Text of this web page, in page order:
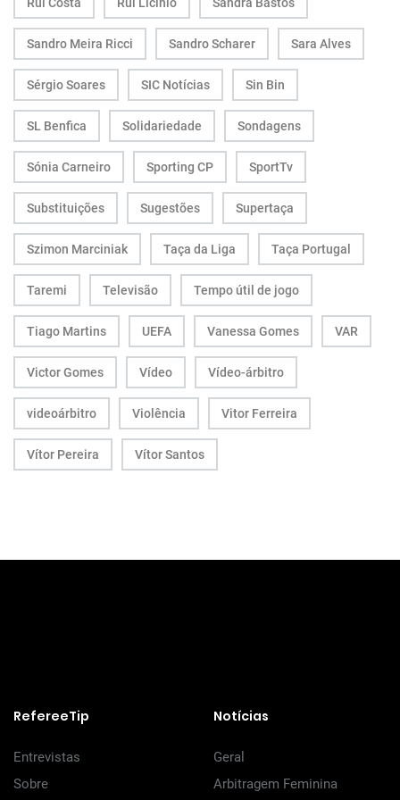
Sandro Meira Ricci Sandro Scharer Sara Alves
Sérgio Soares SIC Notícias Sin Bin
SL Benfica Solidariedade Sondagens
Sónia Carneiro Sporting CP SportTv
Substituições Sugestões Supertaça
Szimon Marciniak Taça da Liga Taça Portugal
Taremi Televisão Tempo útil de jogo
Tiago Martins UEFA Vanessa Gomes VAR
Victor Gomes Vídeo Vídeo-árbitro
videoárbitro Violência Vitor Ferreira
Vítor Pereira Vítor Santos
RefereeTip
Entrevistas
Sobre
Notícias
Geral
Arbitragem Feminina